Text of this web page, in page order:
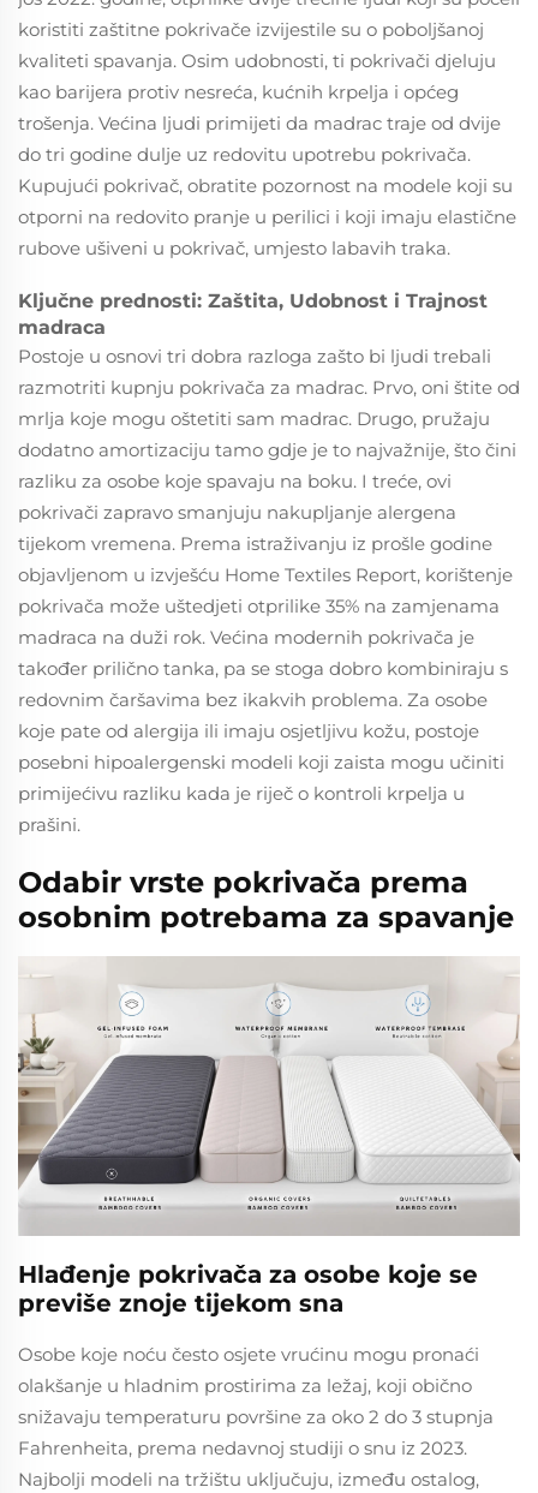
koristiti zaštitne pokrivače izvijestile su o poboljšanoj
kvaliteti spavanja. Osim udobnosti, ti pokrivači djeluju
kao barijera protiv nesreća, kućnih krpelja i općeg
trošenja. Većina ljudi primijeti da madrac traje od dvije
do tri godine dulje uz redovitu upotrebu pokrivača.
Kupujući pokrivač, obratite pozornost na modele koji su
otporni na redovito pranje u perilici i koji imaju elastične
rubove ušiveni u pokrivač, umjesto labavih traka.
Ključne prednosti: Zaštita, Udobnost i Trajnost
madraca
Postoje u osnovi tri dobra razloga zašto bi ljudi trebali
razmotriti kupnju pokrivača za madrac. Prvo, oni štite od
mrlja koje mogu oštetiti sam madrac. Drugo, pružaju
dodatno amortizaciju tamo gdje je to najvažnije, što čini
razliku za osobe koje spavaju na boku. I treće, ovi
pokrivači zapravo smanjuju nakupljanje alergena
tijekom vremena. Prema istraživanju iz prošle godine
objavljenom u izvješću Home Textiles Report, korištenje
pokrivača može uštedjeti otprilike 35% na zamjenama
madraca na duži rok. Većina modernih pokrivača je
također prilično tanka, pa se stoga dobro kombiniraju s
redovnim čaršavima bez ikakvih problema. Za osobe
koje pate od alergija ili imaju osjetljivu kožu, postoje
posebni hipoalergenski modeli koji zaista mogu učiniti
primijećivu razliku kada je riječ o kontroli krpelja u
prašini.
Odabir vrste pokrivača prema
osobnim potrebama za spavanje
Hlađenje pokrivača za osobe koje se
previše znoje tijekom sna
Osobe koje noću često osjete vrućinu mogu pronaći
olakšanje u hladnim prostirima za ležaj, koji obično
snižavaju temperaturu površine za oko 2 do 3 stupnja
Fahrenheita, prema nedavnoj studiji o snu iz 2023.
Najbolji modeli na tržištu uključuju, između ostalog,